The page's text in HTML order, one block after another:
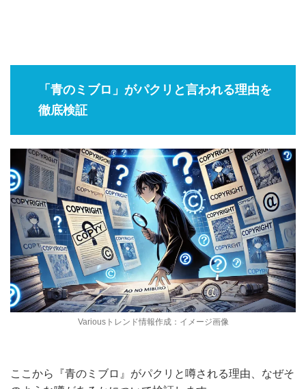
「青のミブロ」がパクリと言われる理由を
徹底検証
Variousトレンド情報作成：イメージ画像
ここから『青のミブロ』がパクリと噂される理由、なぜそ